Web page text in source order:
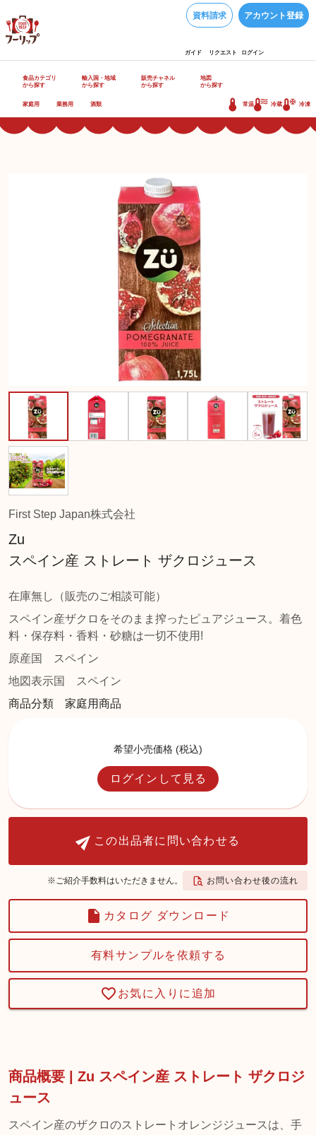
資料請求 アカウント登録
ガイド リクエスト ログイン
食品カテゴリ
から探す
輸入国・地域
から探す
販売チャネル
から探す
地図
から探す
家庭用 業務用 酒類 常温 冷蔵 冷凍
First Step Japan株式会社
Zu
スペイン産 ストレート ザクロジュース
在庫無し（販売のご相談可能）
スペイン産ザクロをそのまま搾ったピュアジュース。着色
料・保存料・香料・砂糖は一切不使用!
原産国
スペイン
地図表示国
スペイン
商品分類 家庭用商品
希望小売価格 (税込)
ログインして見る
この出品者に問い合わせる
※ご紹介手数料はいただきません。 お問い合わせ後の流れ
カタログ ダウンロード
有料サンプルを依頼する
お気に入りに追加
商品概要 | Zu スペイン産 ストレート ザクロジ
ュース
スペイン産のザクロのストレートオレンジジュースは、手